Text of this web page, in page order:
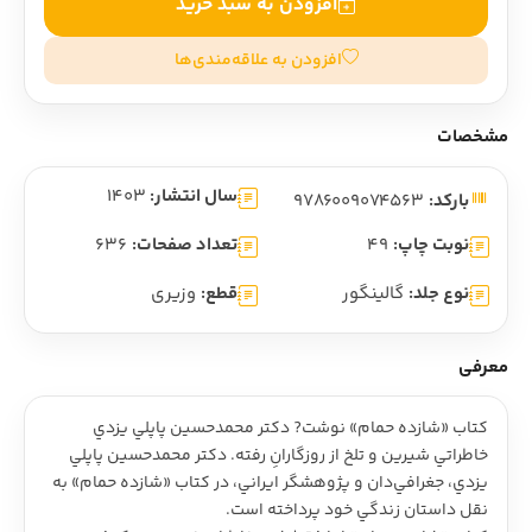
افزودن به علاقه‌مندی‌ها
مشخصات
بارکد: سال انتشار: 1403
نوبت چاپ: 49 تعداد صفحات: 636
نوع جلد: گالینگور قطع: وزیری
معرفی
کتاب «شازده حمام» نوشت? دکتر محمدحسين پاپلي يزدي
خاطراتي شيرين و تلخ از روزگارانِ رفته. دکتر محمدحسين پاپلي
يزدي، جغرافي‌دان و پژوهشگر ايراني، در کتاب «شازده حمام» به
نقل داستان زندگي خود پرداخته است.